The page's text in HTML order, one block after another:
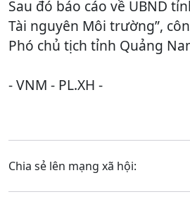
Sau đó báo cáo về UBND
Tài nguyên Môi trường”,
Phó chủ tịch tỉnh Quảng
- VNM - PL.XH -
Chia sẻ lên mạng xã hội: